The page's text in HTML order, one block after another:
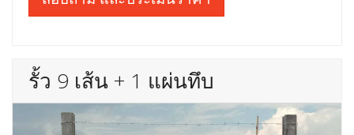
รั้ว 9 เส้น + 1 แผ่นทึบ